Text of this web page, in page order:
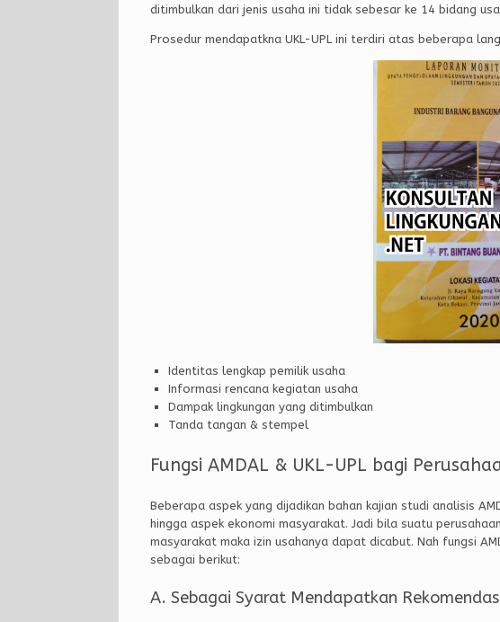
ditimbulkan dari jenis usaha ini tidak sebesar ke 14 bidang
Prosedur mendapatkna UKL-UPL ini terdiri atas beberapa
Identitas lengkap pemilik usaha
Informasi rencana kegiatan usaha
Dampak lingkungan yang ditimbulkan
Tanda tangan & stempel
Fungsi AMDAL & UKL-UPL bagi
Beberapa aspek yang dijadikan bahan kajian studi analisis
hingga aspek ekonomi masyarakat. Jadi bila suatu
masyarakat maka izin usahanya dapat dicabut. Nah fungsi
sebagai berikut:
A. Sebagai Syarat Mendapatkan